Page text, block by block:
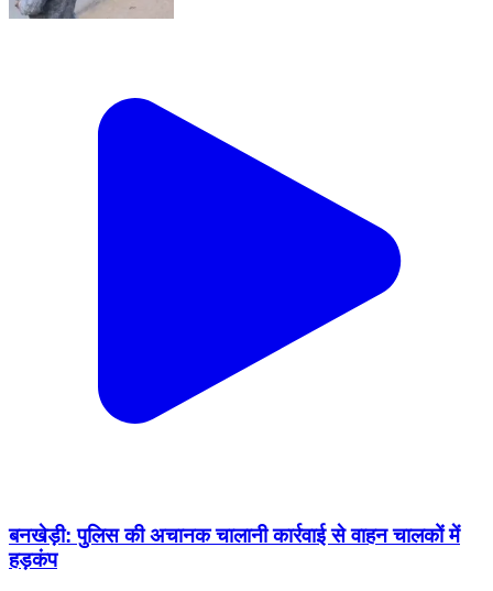
बनखेड़ी: पुलिस की अचानक चालानी कार्रवाई से वाहन चालकों में
हड़कंप